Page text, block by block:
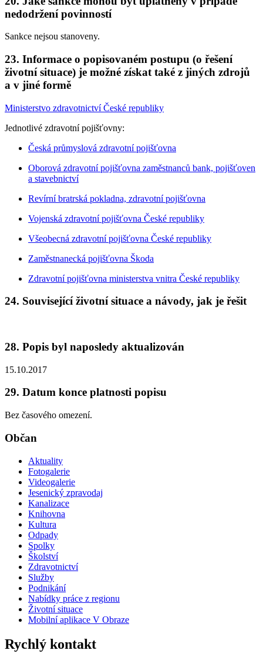
nedodržení povinností
Sankce nejsou stanoveny.
23. Informace o popisovaném postupu (o řešení
životní situace) je možné získat také z jiných zdrojů
a v jiné formě
Ministerstvo zdravotnictví České republiky
Jednotlivé zdravotní pojišťovny:
Česká průmyslová zdravotní pojišťovna
Oborová zdravotní pojišťovna zaměstnanců bank, pojišťoven
a stavebnictví
Revírní bratrská pokladna, zdravotní pojišťovna
Vojenská zdravotní pojišťovna České republiky
Všeobecná zdravotní pojišťovna České republiky
Zaměstnanecká pojišťovna Škoda
Zdravotní pojišťovna ministerstva vnitra České republiky
24. Související životní situace a návody, jak je řešit
28. Popis byl naposledy aktualizován
15.10.2017
29. Datum konce platnosti popisu
Bez časového omezení.
Občan
Aktuality
Fotogalerie
Videogalerie
Jesenický zpravodaj
Kanalizace
Knihovna
Kultura
Odpady
Spolky
Školství
Zdravotnictví
Služby
Podnikání
Nabídky práce z regionu
Životní situace
Mobilní aplikace V Obraze
Rychlý kontakt